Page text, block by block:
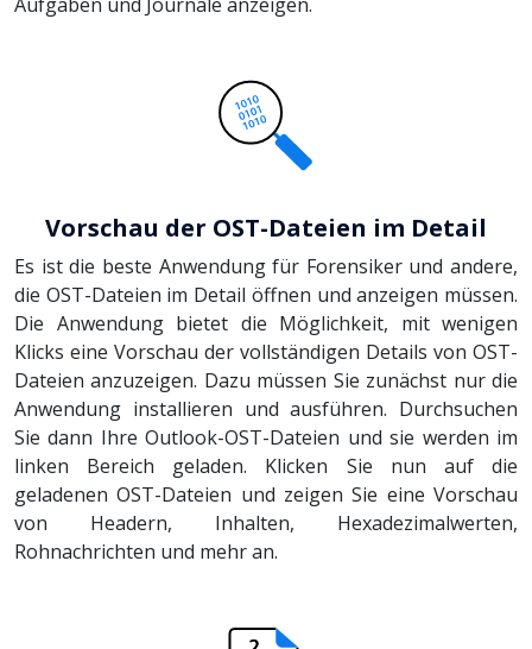
Vorschau der OST-Dateien im Detail
Es ist die beste Anwendung für Forensiker und andere,
die OST-Dateien im Detail öffnen und anzeigen müssen.
Die Anwendung bietet die Möglichkeit, mit wenigen
Klicks eine Vorschau der vollständigen Details von OST-
Dateien anzuzeigen. Dazu müssen Sie zunächst nur die
Anwendung installieren und ausführen. Durchsuchen
Sie dann Ihre Outlook-OST-Dateien und sie werden im
linken Bereich geladen. Klicken Sie nun auf die
geladenen OST-Dateien und zeigen Sie eine Vorschau
von Headern, Inhalten, Hexadezimalwerten,
Rohnachrichten und mehr an.